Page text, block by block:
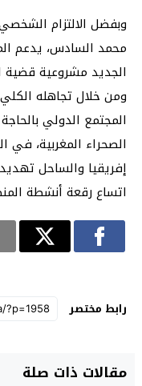
وبفضل الالتزام
محمد السادس، يدعم
الجديد مشروعية قضية
ومن خلال تجاهله الكلي
المجتمع الدولي
الصحراء المغربية،
إفريقيا والساحل
اتساع رقعة أنشطة
رابط مختصر
مقالات ذات صلة